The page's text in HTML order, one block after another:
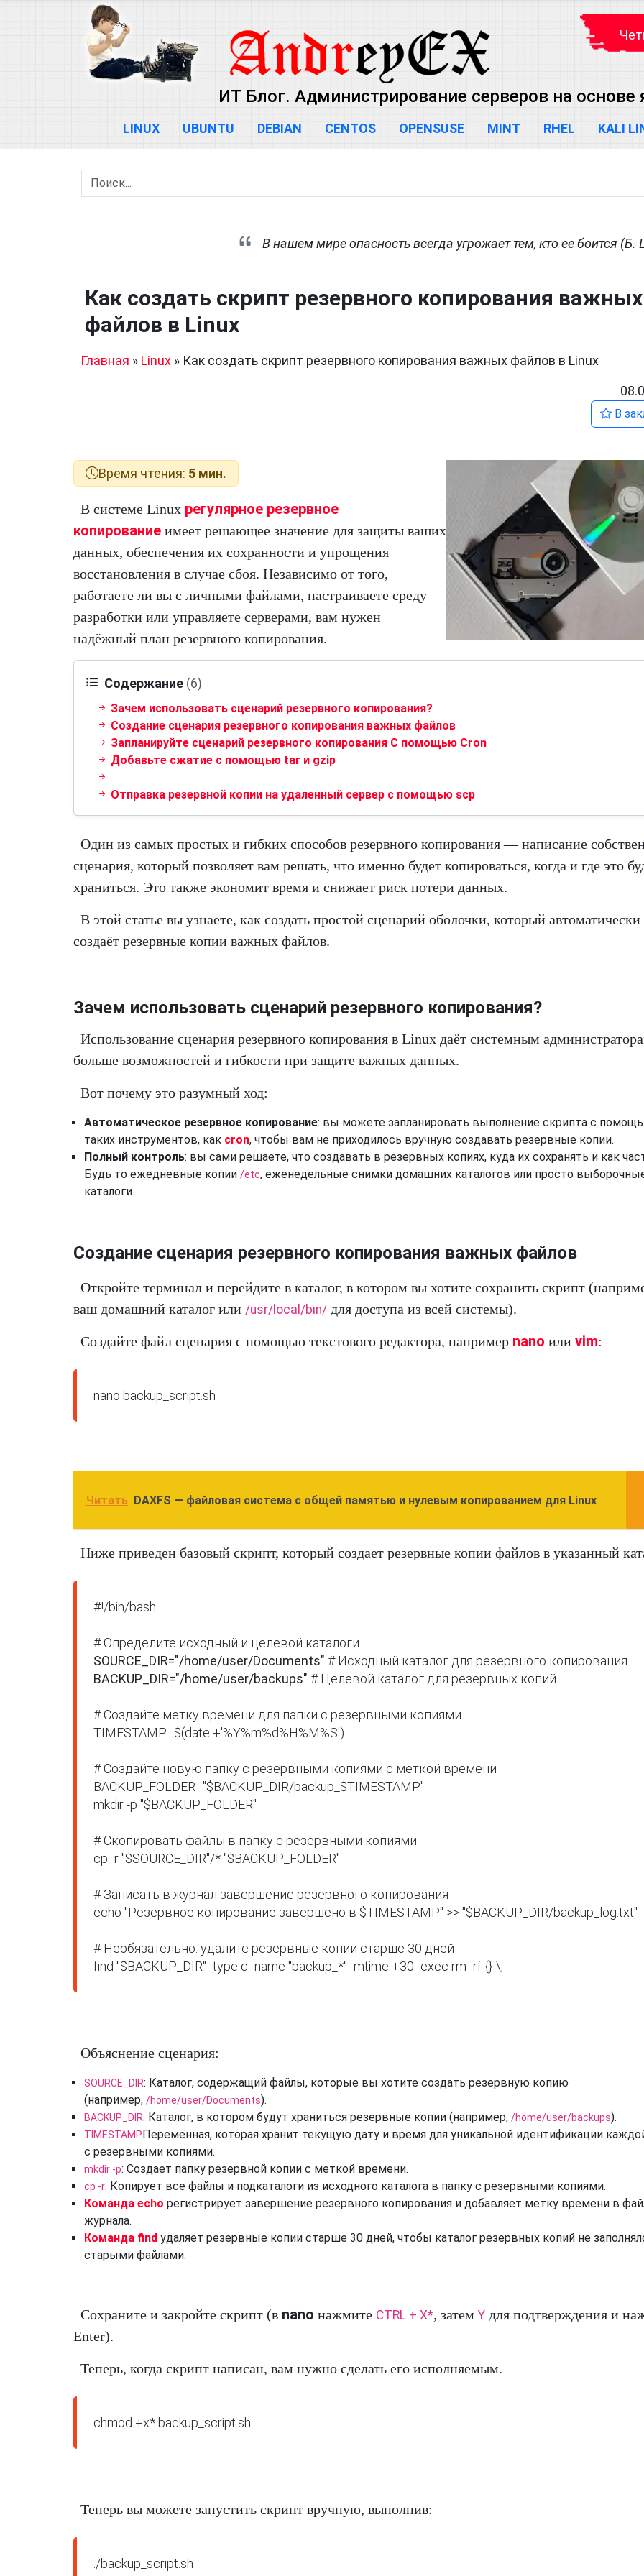
ИТ Блог. Администрирование серверов на основе
LINUX UBUNTU DEBIAN CENTOS OPENSUSE MINT RHEL KALI
В нашем мире опасность всегда угрожает тем, кто ее боится (Б.
Как создать скрипт резервного копирования важных
файлов в Linux
Главная » Linux » Как создать скрипт резервного копирования важных файлов в Linux
В
Время чтения: 5 мин.
В системе Linux регулярное резервное
копирование имеет решающее значение для защиты ваших
данных, обеспечения их сохранности и упрощения
восстановления в случае сбоя. Независимо от того,
работаете ли вы с личными файлами, настраиваете среду
разработки или управляете серверами, вам нужен
надёжный план резервного копирования.
Содержание (6)
Зачем использовать сценарий резервного копирования?
Создание сценария резервного копирования важных файлов
Запланируйте сценарий резервного копирования С помощью Cron
Добавьте сжатие с помощью tar и gzip
Отправка резервной копии на удаленный сервер с помощью scp
Один из самых простых и гибких способов резервного копирования — написание
сценария, который позволяет вам решать, что именно будет копироваться, когда и где это
храниться. Это также экономит время и снижает риск потери данных.
В этой статье вы узнаете, как создать простой сценарий оболочки, который автоматически
создаёт резервные копии важных файлов.
Зачем использовать сценарий резервного копирования?
Использование сценария резервного копирования в Linux даёт системным
больше возможностей и гибкости при защите важных данных.
Вот почему это разумный ход:
Автоматическое резервное копирование: вы можете запланировать выполнение скрипта с
таких инструментов, как cron, чтобы вам не приходилось вручную создавать резервные копии.
Полный контроль: вы сами решаете, что создавать в резервных копиях, куда их сохранять и как
Будь то ежедневные копии /etc, еженедельные снимки домашних каталогов или просто
каталоги.
Создание сценария резервного копирования важных файлов
Откройте терминал и перейдите в каталог, в котором вы хотите сохранить скрипт
ваш домашний каталог или /usr/local/bin/ для доступа из всей системы).
Создайте файл сценария с помощью текстового редактора, например nano или vim:
nano backup_script.sh
Читать DAXFS — файловая система с общей памятью и нулевым копированием для Linux
Ниже приведен базовый скрипт, который создает резервные копии файлов в указанный
#!/bin/bash
SOURCE_DIR="/home/user/Documents"
BACKUP_DIR="/home/user/backups" # Целевой каталог для резервных копий
# Создайте метку времени для папки с резервными копиями
TIMESTAMP=$(date +'%Y%m%d%H%M%S')
# Создайте новую папку с резервными копиями с меткой времени
BACKUP_FOLDER="$BACKUP_DIR/backup_$TIMESTAMP"
mkdir -p "$BACKUP_FOLDER"
# Скопировать файлы в папку с резервными копиями
cp -r "$SOURCE_DIR"/* "$BACKUP_FOLDER"
# Записать в журнал завершение резервного копирования
echo "Резервное копирование завершено в $TIMESTAMP" >> "$BACKUP_DIR/backup_log.txt"
# Необязательно: удалите резервные копии старше 30 дней
Объяснение сценария:
SOURCE_DIR: Каталог, содержащий файлы, которые вы хотите создать резервную копию
(например, /home/user/Documents).
BACKUP_DIR: Каталог, в котором будут храниться резервные копии (например, /home/user/backups).
TIMESTAMPПеременная, которая хранит текущую дату и время для уникальной идентификации
с резервными копиями.
mkdir -p: Создает папку резервной копии с меткой времени.
cp -r: Копирует все файлы и подкаталоги из исходного каталога в папку с резервными копиями.
Команда echo регистрирует завершение резервного копирования и добавляет метку времени в
журнала.
Команда find удаляет резервные копии старше 30 дней, чтобы каталог резервных копий не
старыми файлами.
Сохраните и закройте скрипт (в nano нажмите CTRL + X*, затем Y для подтверждения и
Enter).
Теперь, когда скрипт написан, вам нужно сделать его исполняемым.
Теперь вы можете запустить скрипт вручную, выполнив: